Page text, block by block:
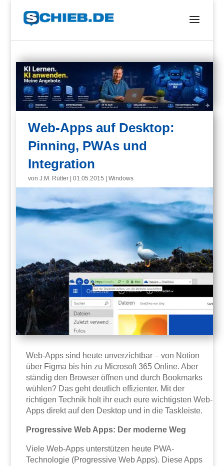
Web-Apps auf Desktop:
Pinning, PWAs und
Integration
vonJ.M. Rütter |01.05.2015 |Windows
Web-Apps sind heute unverzichtbar – von Notion
über Figma bis hin zu Microsoft 365 Online. Aber
ständig den Browser öffnen und durch Bookmarks
wühlen? Das geht deutlich effizienter. Mit der
richtigen Technik holt ihr euch eure wichtigsten Web-
Apps direkt auf den Desktop und in die Taskleiste.
Progressive Web Apps: Der moderne Weg
Viele Web-Apps unterstützen heute PWA-
Technologie (Progressive Web Apps). Diese Apps